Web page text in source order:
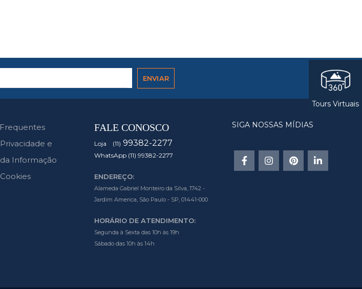
e
Informação
FALE CONOSCO
Loja (11) 99382-2277
WhatsApp (11) 99382-2277
ENDEREÇO:
Alameda Gabriel Monteiro da Silva, 1742 -
Jardim America, São Paulo - SP, 01441-000
HORÁRIO DE ATENDIMENTO:
Segunda à Sexta das 10h às 19h
Sábado das 10h às 14h
SIGA NOSSAS MÍDIAS
Tours Virtuais